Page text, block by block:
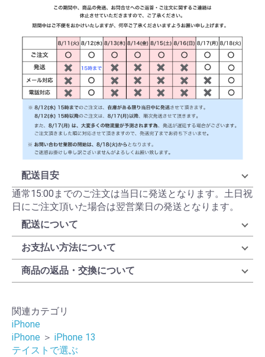
配送目安
通常15:00までのご注文は当日に発送となります。土日祝
日にご注文頂いた場合は翌営業日の発送となります。
配送について
お支払い方法について
商品の返品・交換について
関連カテゴリ
iPhone
iPhone ＞ iPhone 13
テイストで選ぶ